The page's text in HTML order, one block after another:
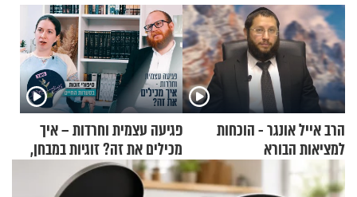
הרב אייל אונגר - הוכחות
למציאות הבורא
פגיעה עצמית וחרדות – איך
מכילים את זה? זוגיות במבחן,
הפעם עם יהודית ואלתר כהן